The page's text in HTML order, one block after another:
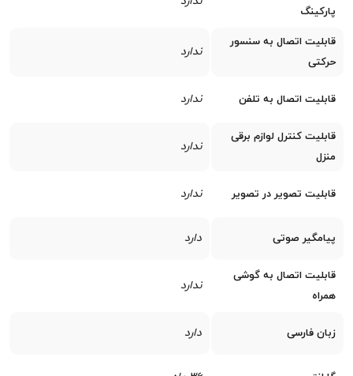
پارکینگ
قابلیت اتصال به سنسور
حرکتی
ندارد
قابلیت اتصال به تلفن ندارد
قابلیت کنترل لوازم برقی
منزل
ندارد
قابلیت تصویر در تصویر ندارد
پیامگیر صوتی دارد
قابلیت اتصال به گوشی
همراه
ندارد
زبان فارسی دارد